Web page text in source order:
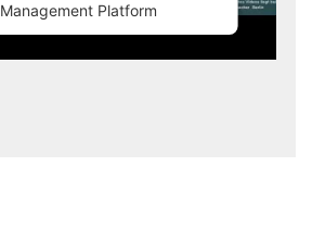
Management Platform